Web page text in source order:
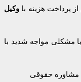
پرداخت هزینه با وکیل
مشکلی مواجه شدید با
مشاوره حقوقی